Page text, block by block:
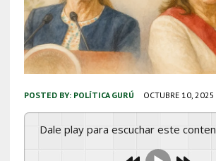
POSTED BY: POLÍTICA GURÚ OCTUBRE 10, 2025
Dale play para escuchar este